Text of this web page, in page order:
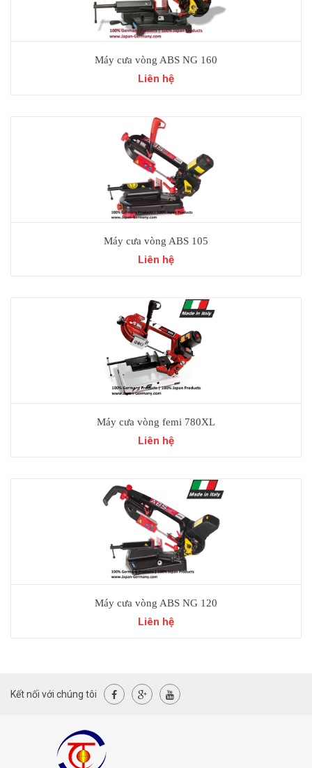
Máy cưa vòng ABS NG 160
Liên hệ
Máy cưa vòng ABS 105
Liên hệ
Máy cưa vòng femi 780XL
Liên hệ
Máy cưa vòng ABS NG 120
Liên hệ
Kết nối với chúng tôi